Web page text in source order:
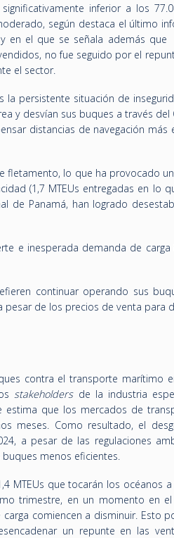
inferior a los
según destaca el último
en el que se señala además que
no fue seguido por el
el sector.
la persistente situación de
y desvían sus buques a través del
distancias de navegación más
fletamento, lo que ha provocado
(1,7 MTEUs entregadas en lo
de Panamá, han logrado
e inesperada demanda de carga
continuar operando sus
pesar de los precios de venta para
contra el transporte marítimo
stakeholdersde la industria
estima que los mercados de
meses. Como resultado, el
a pesar de las regulaciones
menos eficientes.
MTEUs que tocarán los océanos
trimestre, en un momento en
comiencen a disminuir. Esto
un repunte en las